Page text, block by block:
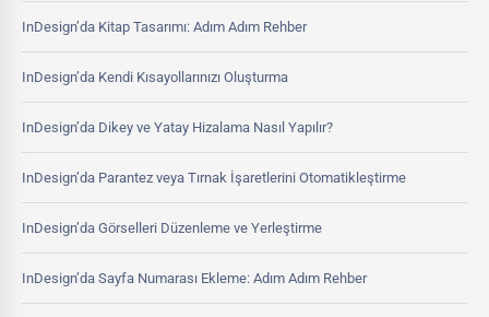
InDesign’da Kitap Tasarımı: Adım Adım Rehber
InDesign’da Kendi Kısayollarınızı Oluşturma
InDesign’da Dikey ve Yatay Hizalama Nasıl Yapılır?
InDesign’da Parantez veya Tırnak İşaretlerini Otomatikleştirme
InDesign’da Görselleri Düzenleme ve Yerleştirme
InDesign’da Sayfa Numarası Ekleme: Adım Adım Rehber